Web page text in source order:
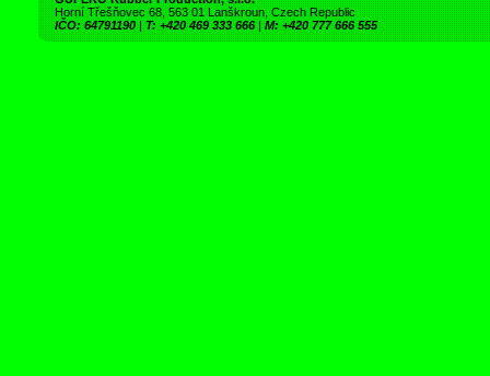
Horní Třešňovec 68, 563 01 Lanškroun, Czech Republic
IČO: 64791190 | T: +420 469 333 666 | M: +420 777 666 555